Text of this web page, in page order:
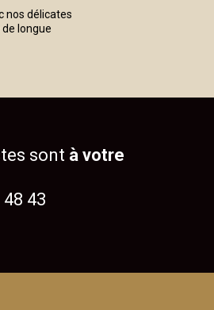
nos délicates
longue
sont à votre
43